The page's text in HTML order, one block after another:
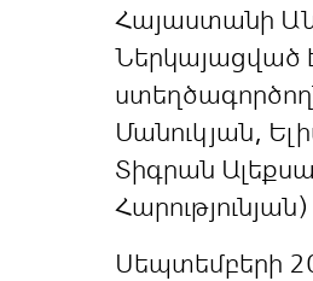
Հայաստանի
Ներկայացված
Մանուկյան,
Տիգրան
Սեպտեմբերի